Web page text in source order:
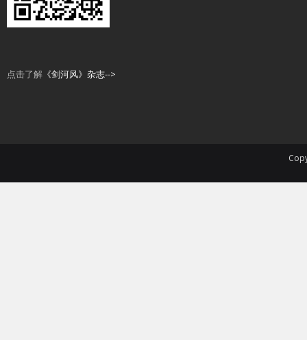
点击了解 《剑河风》杂志-->